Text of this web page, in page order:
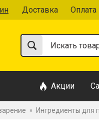
Доставка Оплата
Акции
» Ингредиенты для